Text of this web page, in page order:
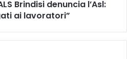
Brindisi denuncia l’Asl:
ai lavoratori”